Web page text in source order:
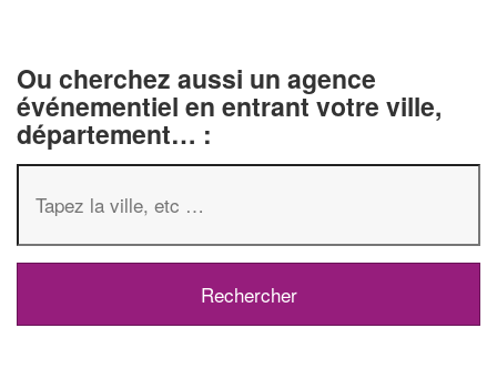
Ou cherchez aussi un agence
événementiel en entrant votre ville,
département… :